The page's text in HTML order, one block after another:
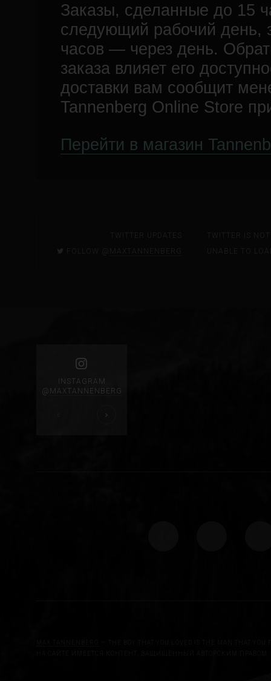
Заказы, сделанные до 15
следующий рабочий день,
часов — через день.
заказа влияет его
доставки вам сообщит
Tannenberg Online Store
Перейти в магазин
TWITTER UPDATES
FOLLOW @
MAXTANNENBERG
TWITTER IS
UNABLE TO
INSTAGRAM
@ MAXTANNENBERG